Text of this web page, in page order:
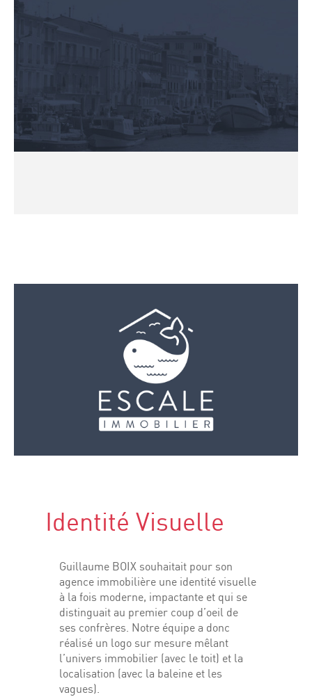
Identité Visuelle
Guillaume BOIX souhaitait pour son
agence immobilière une identité visuelle
à la fois moderne, impactante et qui se
distinguait au premier coup d’oeil de
ses confrères. Notre équipe a donc
réalisé un logo sur mesure mêlant
l’univers immobilier (avec le toit) et la
localisation (avec la baleine et les
vagues).